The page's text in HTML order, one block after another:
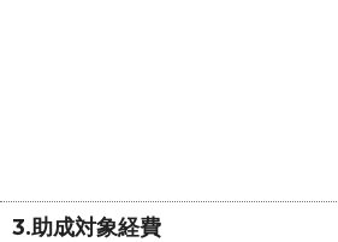
3.助成対象経費